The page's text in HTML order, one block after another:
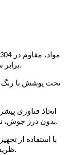
برابر سایش، مقاومت در برابر خوردگی.
بدون درز جوش، نشتی، تغییر شکل جامد، عمر طولانی استفاده.
ظریف تر و زیبایی فلز بیشتری است.